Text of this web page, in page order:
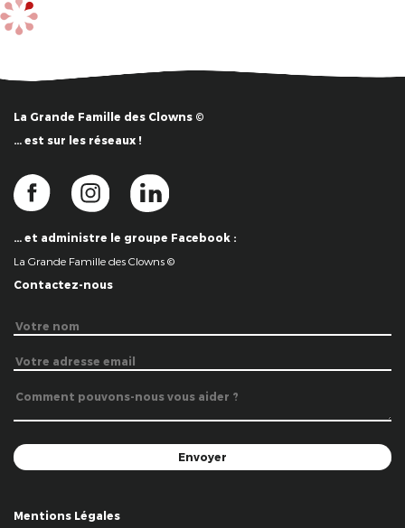
La Grande Famille des Clowns ©
… est sur les réseaux !
… et administre le groupe Facebook :
La Grande Famille des Clowns ©
Contactez-nous
Mentions Légales